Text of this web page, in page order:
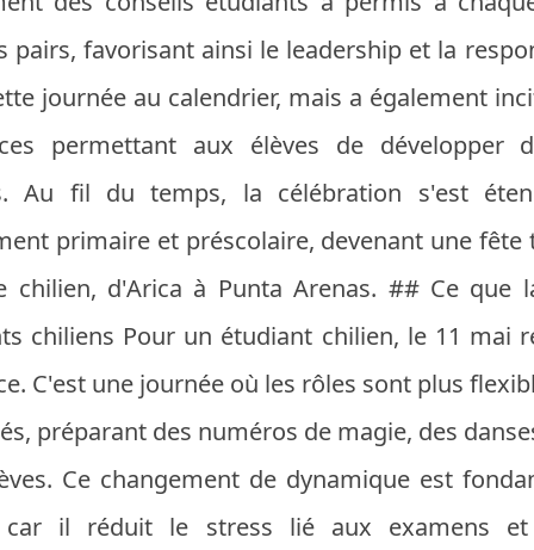
pairs, favorisant ainsi le leadership et la
journée au calendrier, mais a également
permettant aux élèves de développer
Au fil du temps, la célébration s'est
primaire et préscolaire, devenant une
chilien, d'Arica à Punta Arenas. ## Ce que
chiliens Pour un étudiant chilien, le 11 mai
C'est une journée où les rôles sont plus
préparant des numéros de magie, des
Ce changement de dynamique est
car il réduit le stress lié aux examens